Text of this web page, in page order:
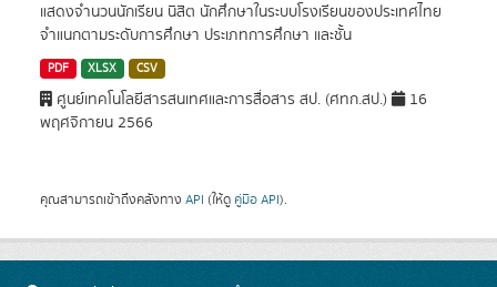
แสดงจำนวนนักเรียน นิสิต นักศึกษาในระบบโรงเรียนของประเทศไทย
จำแนกตามระดับการศึกษา ประเภทการศึกษา และชั้น
PDF XLSX CSV
ศูนย์เทคโนโลยีสารสนเทศและการสื่อสาร สป. (ศทก.สป.)
16
พฤศจิกายน 2566
คุณสามารถเข้าถึงคลังทาง API (ให้ดู คู่มือ API).